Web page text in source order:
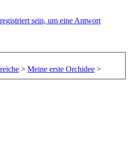
sein, um eine Antwort
> Meine erste Orchidee >